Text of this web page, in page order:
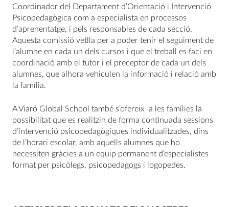
Coordinador del Departament d’Orientació i Intervenció
Psicopedagògica com a especialista en processos
d’aprenentatge, i pels responsables de cada secció.
Aquesta comissió vetlla per a poder tenir el seguiment de
l’alumne en cada un dels cursos i que el treball es faci en
coordinació amb el tutor i el preceptor de cada un dels
alumnes, que alhora vehiculen la informació i relació amb
la família.
A Viaró Global School també s’ofereix a les famílies la
possibilitat que es realitzin de forma continuada sessions
d’intervenció psicopedagògiques individualitzades, dins
de l’horari escolar, amb aquells alumnes que ho
necessiten gràcies a un equip permanent d’especialistes
format per psicòlegs, psicopedagogs i logopedes.